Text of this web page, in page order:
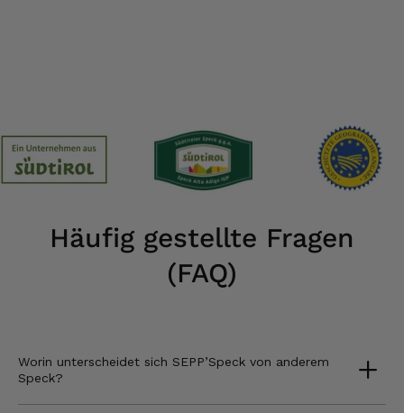
Häufig gestellte Fragen
(FAQ)
Worin unterscheidet sich SEPP’Speck von anderem
Speck?